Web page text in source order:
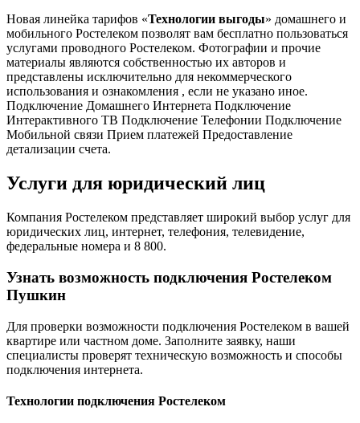
Новая линейка тарифов «Технологии выгоды» домашнего и
мобильного Ростелеком позволят вам бесплатно пользоваться
услугами проводного Ростелеком. Фотографии и прочие
материалы являются собственностью их авторов и
представлены исключительно для некоммерческого
использования и ознакомления , если не указано иное.
Подключение Домашнего Интернета Подключение
Интерактивного ТВ Подключение Телефонии Подключение
Мобильной связи Прием платежей Предоставление
детализации счета.
Услуги для юридический лиц
Компания Ростелеком представляет широкий выбор услуг для
юридических лиц, интернет, телефония, телевидение,
федеральные номера и 8 800.
Узнать возможность подключения Ростелеком
Пушкин
Для проверки возможности подключения Ростелеком в вашей
квартире или частном доме. Заполните заявку, наши
специалисты проверят техническую возможность и способы
подключения интернета.
Технологии подключения Ростелеком